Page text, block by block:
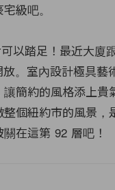
級吧。
以踏足！最近大廈
。室內設計極具藝
簡約的風格添上貴
個紐約市的風景，
在這第 92 層吧！